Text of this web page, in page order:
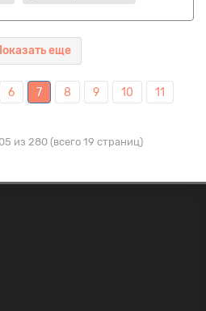
еще
6 7 8 9 10
11
из 280 (всего 19 страниц)